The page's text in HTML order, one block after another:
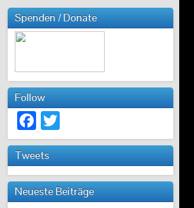
Spenden / Donate
Follow
Facebook
Tweets
Neueste Beiträge